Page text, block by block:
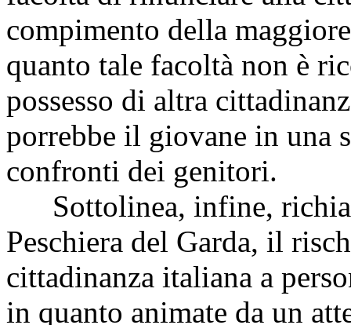
compimento della
quanto tale facoltà non è
possesso di altra
porrebbe il giovane in una
confronti dei genitori.
Sottolinea, infine,
Peschiera del Garda, il
cittadinanza italiana a
in quanto animate da un